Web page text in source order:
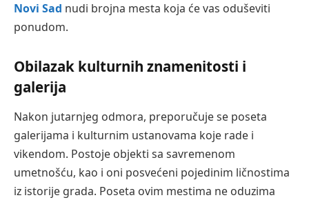
Novi Sad nudi brojna mesta koja će vas oduševiti
ponudom.
Obilazak kulturnih znamenitosti i
galerija
Nakon jutarnjeg odmora, preporučuje se poseta
galerijama i kulturnim ustanovama koje rade i
vikendom. Postoje objekti sa savremenom
umetnošću, kao i oni posvećeni pojedinim ličnostima
iz istorije grada. Poseta ovim mestima ne oduzima